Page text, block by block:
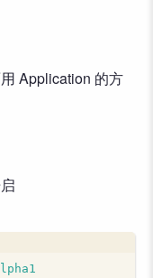
Application 的方